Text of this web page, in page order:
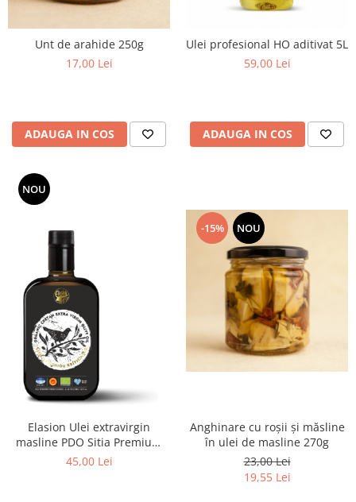
Unt de arahide 250g
17,00 Lei
ADAUGA IN COS
Ulei profesional HO aditivat 5L
59,00 Lei
ADAUGA IN COS
NOU
Elasion Ulei extravirgin
masline PDO Sitia Premium
500ml ECO
45,00 Lei
-15% NOU
Anghinare cu roșii și măsline
în ulei de masline 270g
23,00 Lei
19,55 Lei